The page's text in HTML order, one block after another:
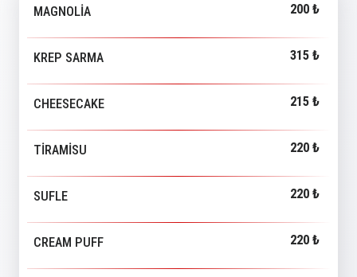
MAGNOLİA 200 ₺
KREP SARMA 315 ₺
CHEESECAKE 215 ₺
TİRAMİSU 220 ₺
SUFLE 220 ₺
CREAM PUFF 220 ₺